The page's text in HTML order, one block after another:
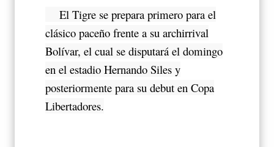
El Tigre se prepara primero para el
clásico paceño frente a su archirrival
Bolívar, el cual se disputará el domingo
en el estadio Hernando Siles y
posteriormente para su debut en Copa
Libertadores.